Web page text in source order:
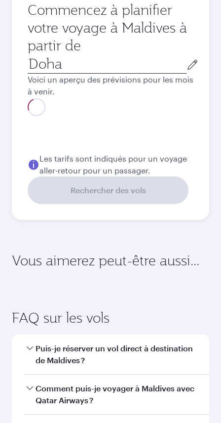
Commencez à planifier
votre voyage à Maldives à
partir de
Ville
de
départ
Voici un aperçu des prévisions pour les mois
à venir.
Meilleur tarif
Septembre
QAR5 830
Octobre
QAR5 830
Novembre
Décembre
QAR 6 180